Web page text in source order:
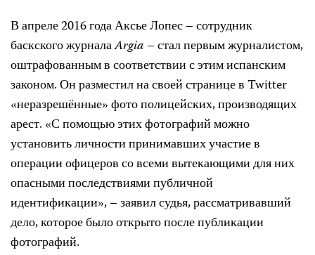
В апреле 2016 года Аксье Лопес – сотрудник
баскского журналаArgia – стал первым журналистом,
оштрафованным в соответствии с этим испанским
законом. Он разместил на своей странице в Twitter
«неразрешённые» фото полицейских, производящих
арест. «С помощью этих фотографий можно
установить личности принимавших участие в
операции офицеров со всеми вытекающими для них
опасными последствиями публичной
идентификации», – заявил судья, рассматривавший
дело, которое было открыто после публикации
фотографий.